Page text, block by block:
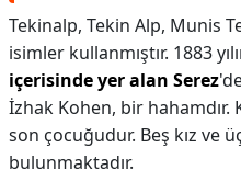
Tekinalp, Tekin Alp, Munis
isimler kullanmıştır. 1883
içerisinde yer alan Serez
İzhak Kohen, bir
son çocuğudur. Beş kız ve
bulunmaktadır.